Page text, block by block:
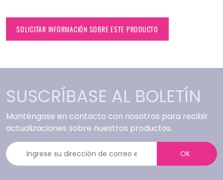
SOLICITAR INFORMACIÓN SOBRE ESTE PRODUCTO
SUSCRÍBASE AL BOLETÍN
Manténgase en contacto con nosotros para recibir
actualizaciones sobre nuestros productos.
OK